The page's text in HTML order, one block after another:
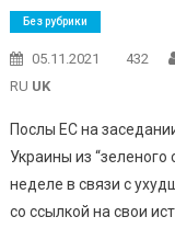
Без рубрики
05.11.2021 432
RU UK
Послы ЕС на
Украины из
неделе в связи с
со ссылкой на свои